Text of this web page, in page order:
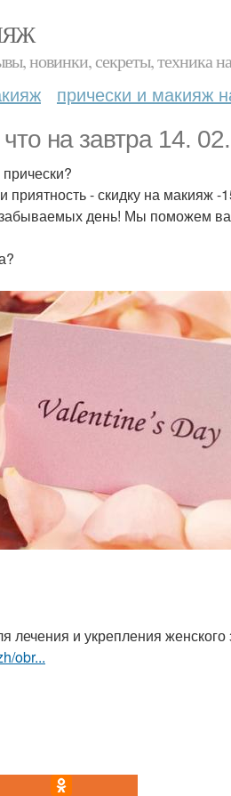
новинки, секреты, техника
прически и макияж
на завтра 14. 02.
- скидку на макияж -
день! Мы поможем
лечения и укрепления женского
obr...